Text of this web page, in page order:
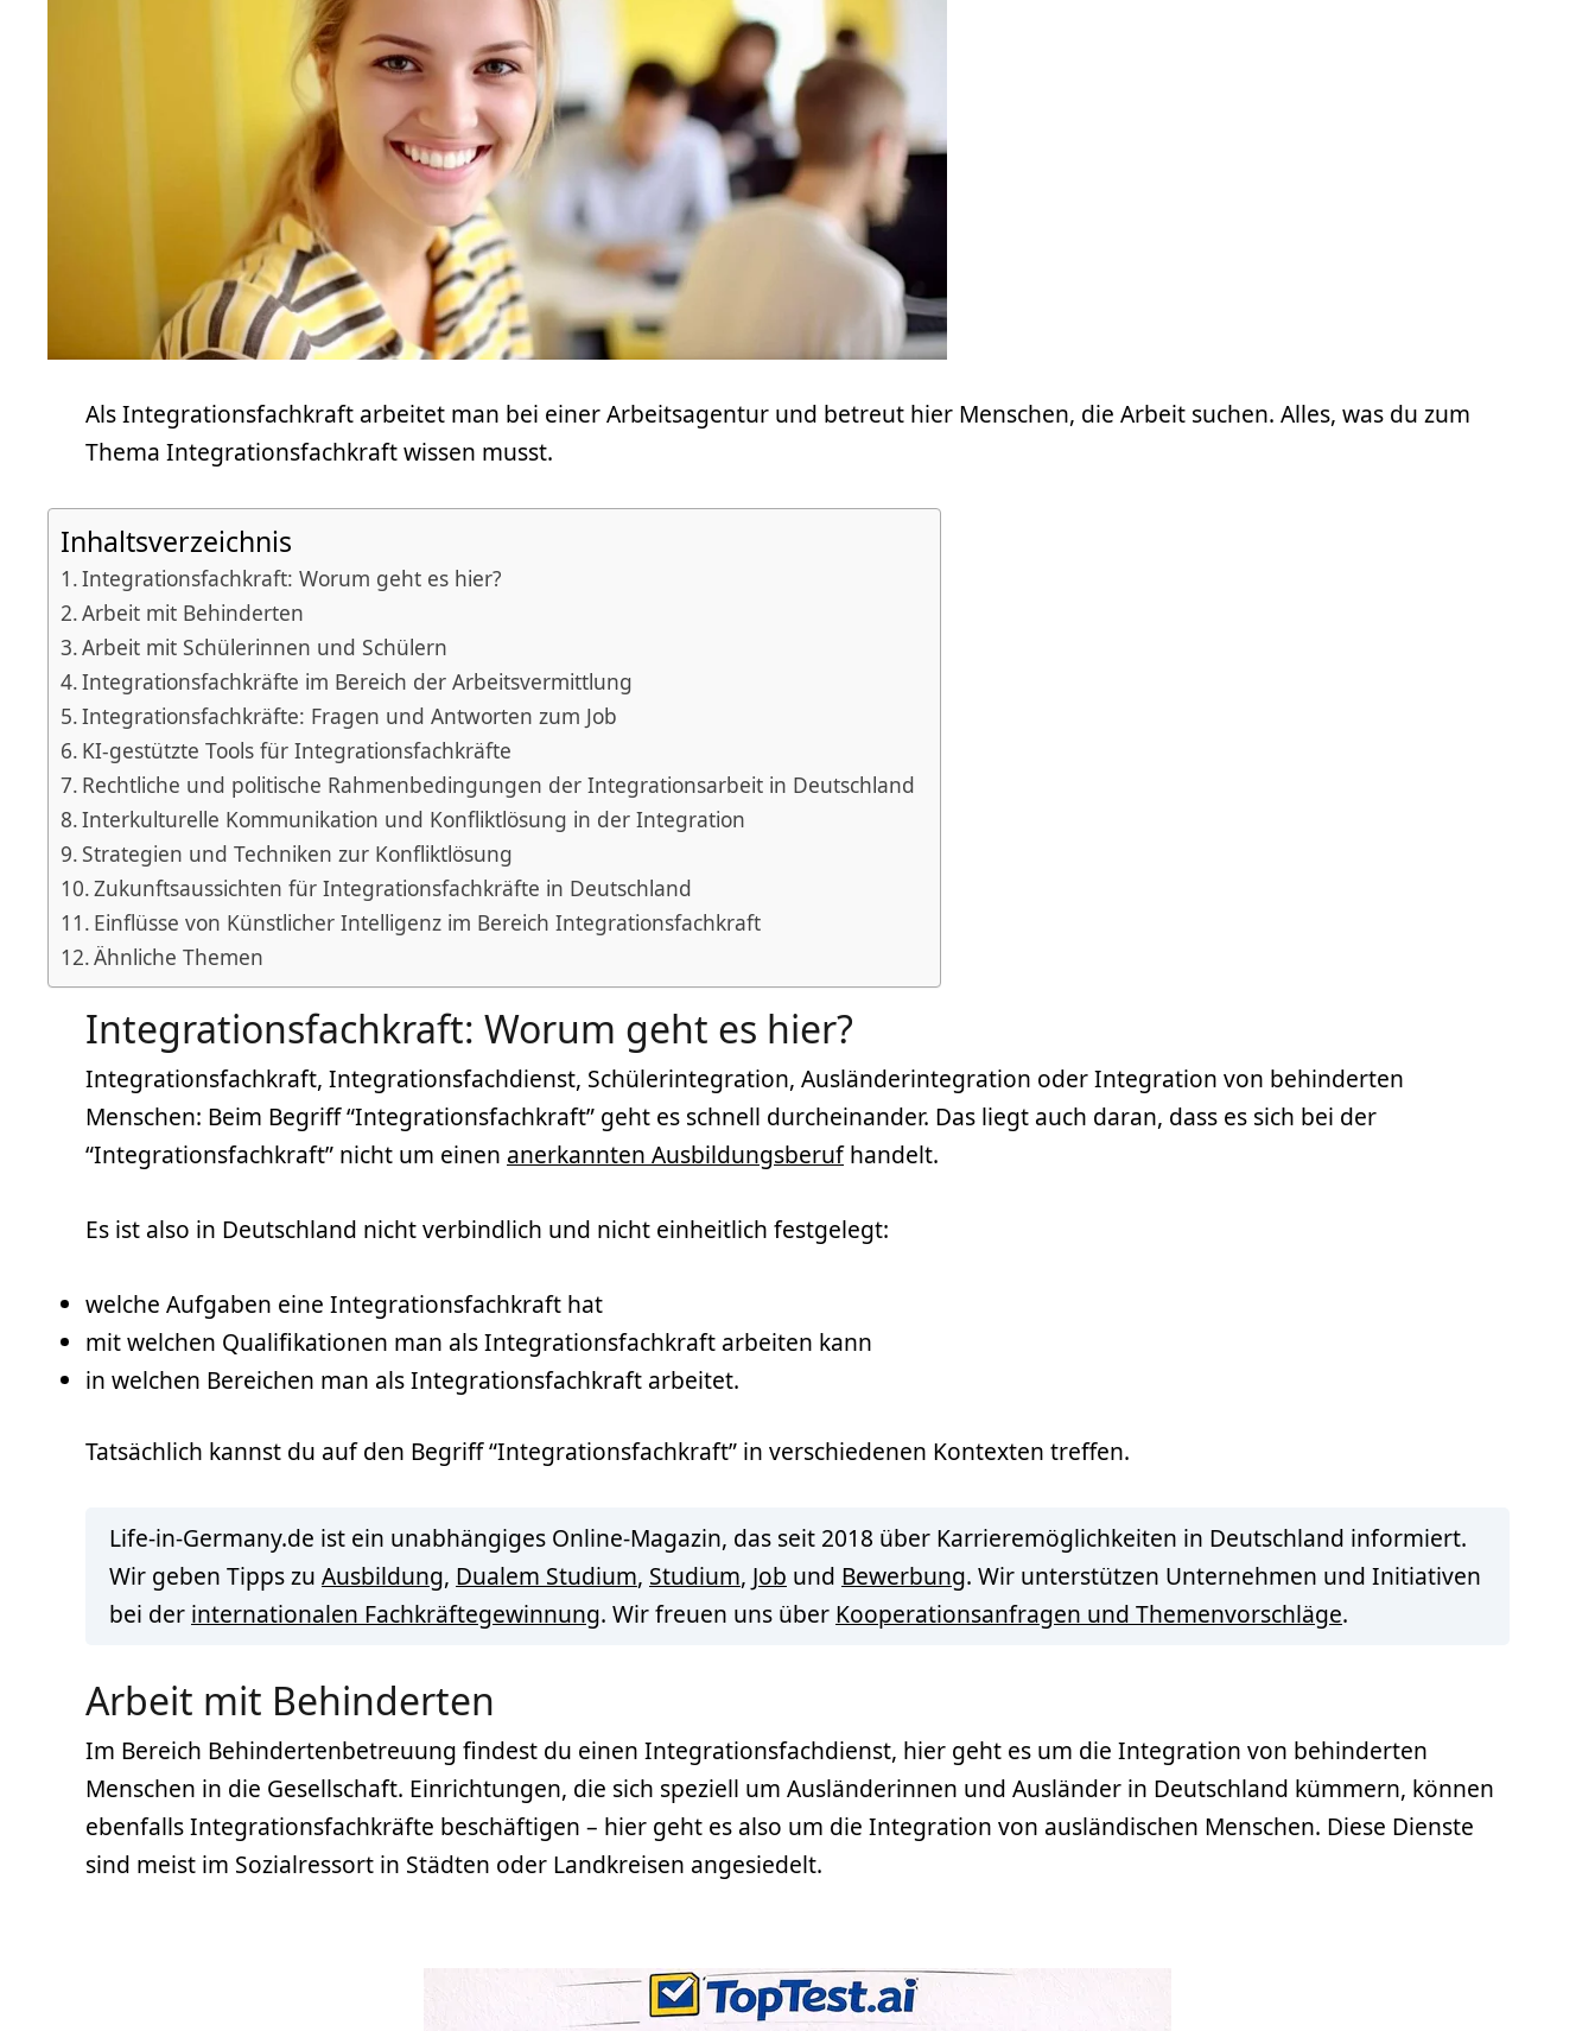
Als Integrationsfachkraft arbeitet man bei einer Arbeitsagentur und betreut hier Menschen, die Arbeit suchen. Alles, was du zum
Thema Integrationsfachkraft wissen musst.
Inhaltsverzeichnis
Integrationsfachkraft: Worum geht es hier?
Arbeit mit Behinderten
Arbeit mit Schülerinnen und Schülern
Integrationsfachkräfte im Bereich der Arbeitsvermittlung
Integrationsfachkräfte: Fragen und Antworten zum Job
KI-gestützte Tools für Integrationsfachkräfte
Rechtliche und politische Rahmenbedingungen der Integrationsarbeit in Deutschland
Interkulturelle Kommunikation und Konfliktlösung in der Integration
Strategien und Techniken zur Konfliktlösung
Zukunftsaussichten für Integrationsfachkräfte in Deutschland
Einflüsse von Künstlicher Intelligenz im Bereich Integrationsfachkraft
Ähnliche Themen
Integrationsfachkraft: Worum geht es hier?
Integrationsfachkraft, Integrationsfachdienst, Schülerintegration, Ausländerintegration oder Integration von behinderten
Menschen: Beim Begriff “Integrationsfachkraft” geht es schnell durcheinander. Das liegt auch daran, dass es sich bei der
“Integrationsfachkraft” nicht um einen anerkannten Ausbildungsberufhandelt.
Es ist also in Deutschland nicht verbindlich und nicht einheitlich festgelegt:
welche Aufgaben eine Integrationsfachkraft hat
mit welchen Qualifikationen man als Integrationsfachkraft arbeiten kann
in welchen Bereichen man als Integrationsfachkraft arbeitet.
Tatsächlich kannst du auf den Begriff “Integrationsfachkraft” in verschiedenen Kontexten treffen.
Life-in-Germany.de ist ein unabhängiges Online-Magazin, das seit 2018 über Karrieremöglichkeiten in Deutschland informiert.
Wir geben Tipps zu Ausbildung, Dualem Studium, Studium, Job und Bewerbung. Wir unterstützen Unternehmen und Initiativen
bei der internationalen Fachkräftegewinnung. Wir freuen uns über Kooperationsanfragen und Themenvorschläge.
Arbeit mit Behinderten
Im Bereich Behindertenbetreuung findest du einen Integrationsfachdienst, hier geht es um die Integration von behinderten
Menschen in die Gesellschaft. Einrichtungen, die sich speziell um Ausländerinnen und Ausländer in Deutschland kümmern, können
ebenfalls Integrationsfachkräfte beschäftigen – hier geht es also um die Integration von ausländischen Menschen. Diese Dienste
sind meist im Sozialressort in Städten oder Landkreisen angesiedelt.